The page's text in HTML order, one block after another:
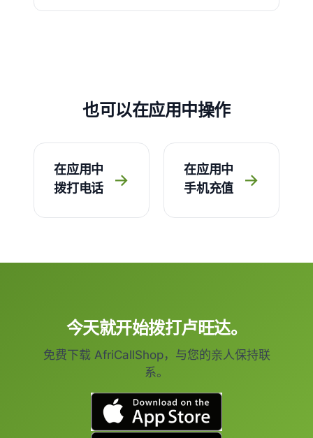
也可以在应用中操作
在应用中
拨打电话
→
在应用中
手机充值
→
今天就开始拨打卢旺达。
免费下载 AfriCallShop，与您的亲人保持联
系。